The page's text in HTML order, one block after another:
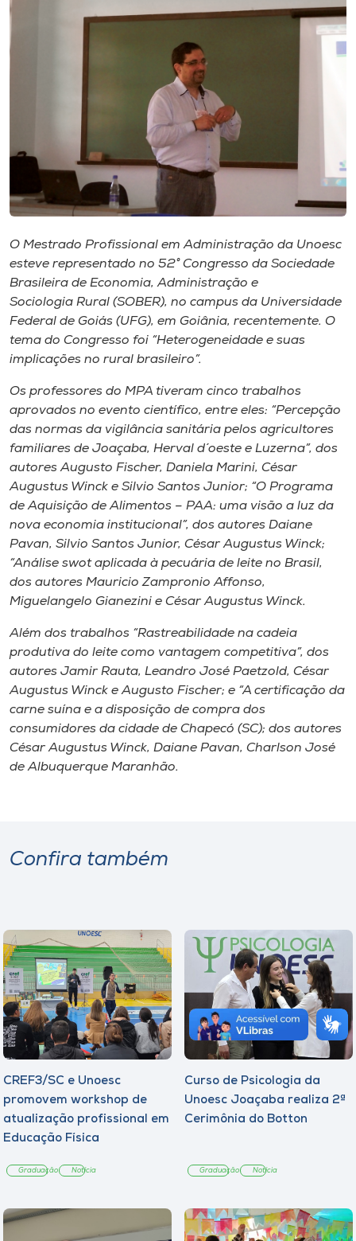
Biblioteca
Store
Selecione
o idioma
A-
O Mestrado Profissional em Administração da Unoesc
esteve representado no 52° Congresso da Sociedade
Brasileira de Economia, Administração e
Sociologia Rural (SOBER), no campus da Universidade
Federal de Goiás (UFG), em Goiânia, recentemente. O
tema do Congresso foi “Heterogeneidade e suas
implicações no rural brasileiro”.
Os professores do MPA tiveram cinco trabalhos
aprovados no evento científico, entre eles: “Percepção
das normas da vigilância sanitária pelos agricultores
familiares de Joaçaba, Herval d´oeste e Luzerna”, dos
autores Augusto Fischer, Daniela Marini, César
Augustus Winck e Silvio Santos Junior; “O Programa
de Aquisição de Alimentos – PAA: uma visão a luz da
nova economia institucional”, dos autores Daiane
Pavan, Silvio Santos Junior, César Augustus Winck;
“Análise swot aplicada à pecuária de leite no Brasil,
dos autores Mauricio Zampronio Affonso,
Miguelangelo Gianezini e César Augustus Winck.
Além dos trabalhos “Rastreabilidade na cadeia
produtiva do leite como vantagem competitiva”, dos
autores Jamir Rauta, Leandro José Paetzold, César
Augustus Winck e Augusto Fischer; e “A certificação da
carne suína e a disposição de compra dos
consumidores da cidade de Chapecó (SC); dos autores
César Augustus Winck, Daiane Pavan, Charlson José
de Albuquerque Maranhão.
Confira também
CREF3/SC e Unoesc
promovem workshop de
atualização profissional em
Educação Física
Graduação Notícia
Curso de Psicologia da
Unoesc Joaçaba realiza 2ª
Cerimônia do Botton
Graduação Notícia